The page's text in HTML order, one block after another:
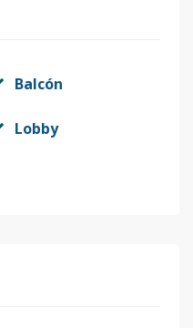
Balcón
Lobby